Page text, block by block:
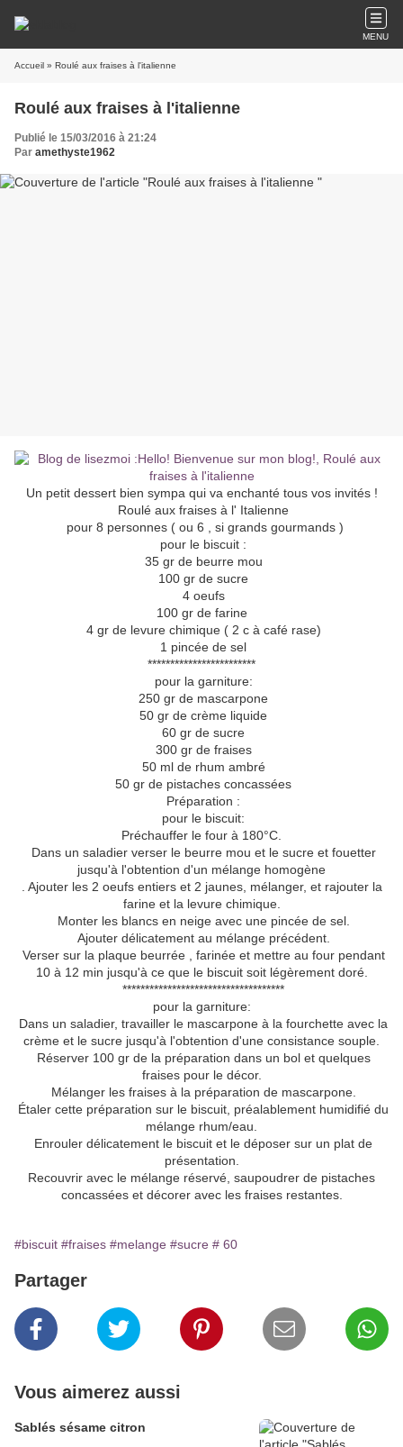
MENU
Accueil » Roulé aux fraises à l'italienne
Roulé aux fraises à l'italienne
Publié le 15/03/2016 à 21:24
Par amethyste1962
Un petit dessert bien sympa qui va enchanté tous vos invités !
Roulé aux fraises à l' Italienne
pour 8 personnes ( ou 6 , si grands gourmands )
pour le biscuit :
35 gr de beurre mou
100 gr de sucre
4 oeufs
100 gr de farine
4 gr de levure chimique ( 2 c à café rase)
1 pincée de sel
************************
pour la garniture:
250 gr de mascarpone
50 gr de crème liquide
60 gr de sucre
300 gr de fraises
50 ml de rhum ambré
50 gr de pistaches concassées
Préparation :
pour le biscuit:
Préchauffer le four à 180°C.
Dans un saladier verser le beurre mou et le sucre et fouetter
jusqu'à l'obtention d'un mélange homogène
. Ajouter les 2 oeufs entiers et 2 jaunes, mélanger, et rajouter la
farine et la levure chimique.
Monter les blancs en neige avec une pincée de sel.
Ajouter délicatement au mélange précédent.
Verser sur la plaque beurrée , farinée et mettre au four pendant
10 à 12 min jusqu'à ce que le biscuit soit légèrement doré.
************************************
pour la garniture:
Dans un saladier, travailler le mascarpone à la fourchette avec la
crème et le sucre jusqu'à l'obtention d'une consistance souple.
Réserver 100 gr de la préparation dans un bol et quelques
fraises pour le décor.
Mélanger les fraises à la préparation de mascarpone.
Étaler cette préparation sur le biscuit, préalablement humidifié du
mélange rhum/eau.
Enrouler délicatement le biscuit et le déposer sur un plat de
présentation.
Recouvrir avec le mélange réservé, saupoudrer de pistaches
concassées et décorer avec les fraises restantes.
#biscuit #fraises #melange #sucre # 60
Partager
Vous aimerez aussi
Sablés sésame citron